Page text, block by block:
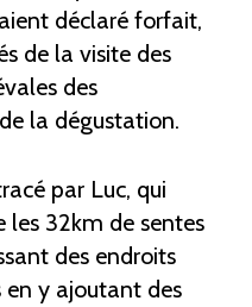
déclaré forfait,
de la visite des
des
la dégustation.
par Luc, qui
les 32km de sentes
des endroits
en y ajoutant des